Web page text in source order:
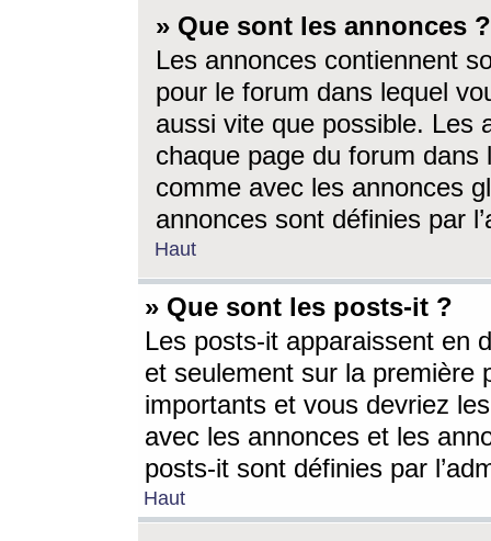
» Que sont les annonces ?
Les annonces contiennent
pour le forum dans lequel
aussi vite que possible. Les
chaque page du forum dans
comme avec les annonces
annonces sont définies par
Haut
» Que sont les posts-it ?
Les posts-it apparaissent en
et seulement sur la première
importants et vous devriez
avec les annonces et les
posts-it sont définies par
Haut